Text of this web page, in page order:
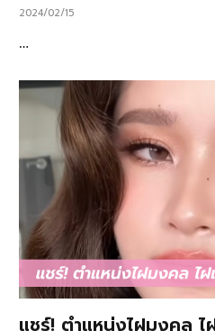
2024/02/15
…
แชร์! ตำแหน่งไฝมงคล ไ